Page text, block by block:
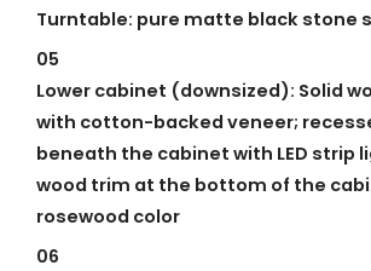
Turntable: pure matte black stone
05
Lower cabinet (downsized): Solid
with cotton-backed veneer;
beneath the cabinet with LED strip
wood trim at the bottom of the
rosewood color
06